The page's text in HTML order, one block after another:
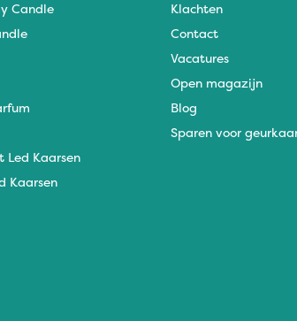
Candle
Led Kaarsen
Kaarsen
Klachten
Contact
Vacatures
Open magazijn
Blog
Sparen voor